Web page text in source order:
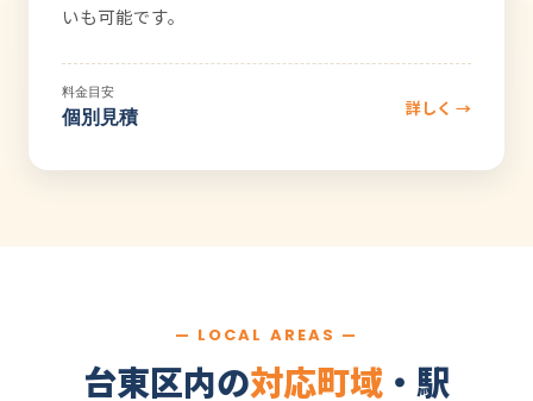
いも可能です。
料金目安
個別見積 詳しく →
— LOCAL AREAS —
台東区内の対応町域 ・駅